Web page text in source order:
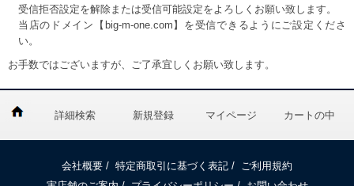
受信拒否設定を解除または受信可能設定をよろしくお願い致します。
当店のドメイン【big-m-one.com】を受信できるようにご設定くださ
い。
お手数ではございますが、ご了承宜しくお願い致します。
詳細検索 新規登録 マイページ カートの中
会社概要 / 特定商取引に基づく表記 /
ご利用規約